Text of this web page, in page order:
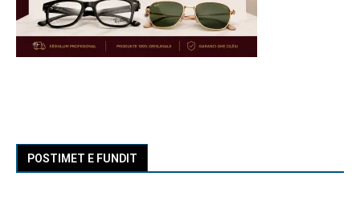
POSTIMET E FUNDIT